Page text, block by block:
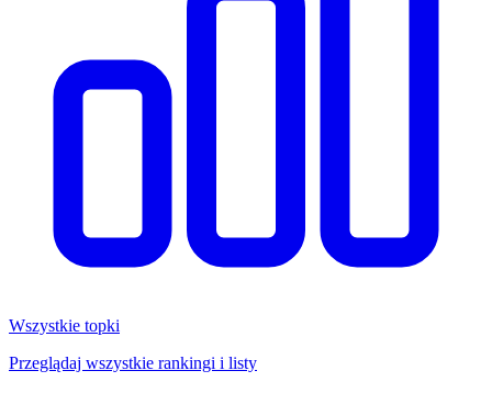
Wszystkie topki
Przeglądaj wszystkie rankingi i listy